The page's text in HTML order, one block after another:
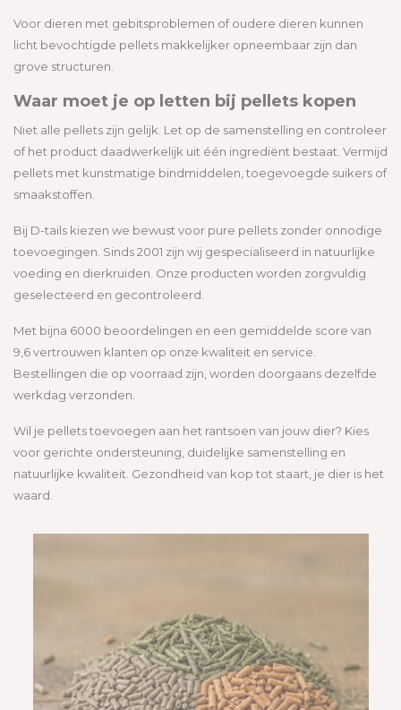
Voor dieren met gebitsproblemen of oudere dieren kunnen
licht bevochtigde pellets makkelijker opneembaar zijn dan
grove structuren.
Waar moet je op letten bij pellets kopen
Niet alle pellets zijn gelijk. Let op de samenstelling en controleer
of het product daadwerkelijk uit één ingrediënt bestaat. Vermijd
pellets met kunstmatige bindmiddelen, toegevoegde suikers of
smaakstoffen.
Bij D-tails kiezen we bewust voor pure pellets zonder onnodige
toevoegingen. Sinds 2001 zijn wij gespecialiseerd in natuurlijke
voeding en dierkruiden. Onze producten worden zorgvuldig
geselecteerd en gecontroleerd.
Met bijna 6000 beoordelingen en een gemiddelde score van
9,6 vertrouwen klanten op onze kwaliteit en service.
Bestellingen die op voorraad zijn, worden doorgaans dezelfde
werkdag verzonden.
Wil je pellets toevoegen aan het rantsoen van jouw dier? Kies
voor gerichte ondersteuning, duidelijke samenstelling en
natuurlijke kwaliteit. Gezondheid van kop tot staart, je dier is het
waard.